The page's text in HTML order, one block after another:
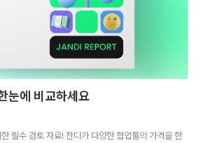
눈에 비교하세요
필수 검토 자료! 잔디가 다양한 협업툴의 가격을 한